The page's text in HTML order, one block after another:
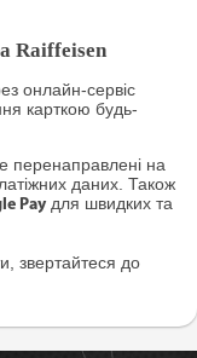
Raiffeisen
онлайн-сервіс
карткою будь-
перенаправлені на
даних. Також
Pay для швидких та
звертайтеся до